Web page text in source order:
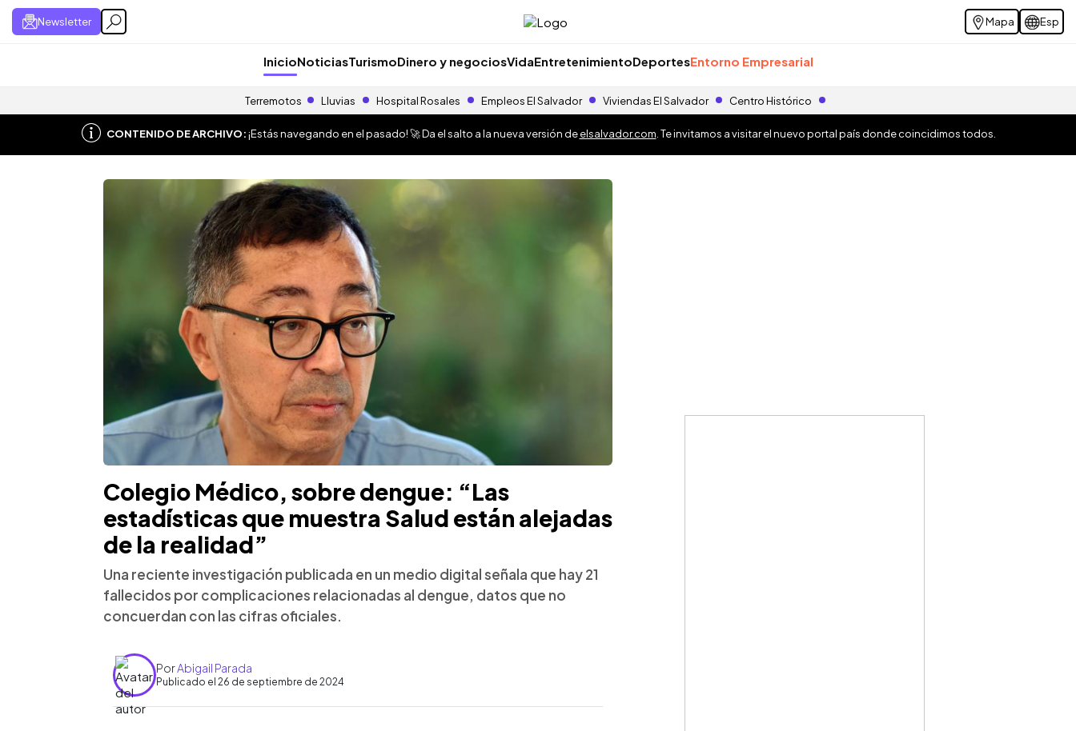
Newsletter Mapa Esp
InicioNoticiasTurismoDinero y negociosVidaEntretenimientoDeportesEntorno Empresarial
Terremotos Lluvias Hospital Rosales Empleos El Salvador Viviendas El Salvador Centro Histórico
CONTENIDO DE ARCHIVO:¡Estás navegando en el pasado! 🚀 Da el salto a la nueva versión deelsalvador.com . Te invitamos a visitar el nuevo portal país donde coincidimos todos.
Colegio Médico, sobre dengue: “Las
estadísticas que muestra Salud están alejadas
de la realidad”
Una reciente investigación publicada en un medio digital señala que hay 21
fallecidos por complicaciones relacionadas al dengue, datos que no
concuerdan con las cifras oficiales.
PorAbigail Parada
Publicado el 26 de septiembre de 2024